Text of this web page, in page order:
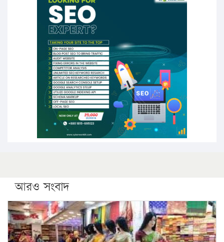
১৬ মে চাঁদপুর ও ২৫ মে ফেনী সফরে যাবেন প্রধানমন্ত্রী
উচ্চশিক্ষায় গৌরবময় অর্জন: পূর্ণ স্কলারশিপে যুক্তরাষ্ট্রে
পিএইচডি করছেন কুয়েটের কৃতি…
সারা দেশে বজ্রাঘাতে ১৪ জনের প্রাণহানি
কঠোর হচ্ছে এসএসসি ও এইচএসসি পরীক্ষা
ফরিদগঞ্জে আগুনে পুড়লো ৬ ব্যবসা প্রতিষ্ঠান
আরও সংবাদ